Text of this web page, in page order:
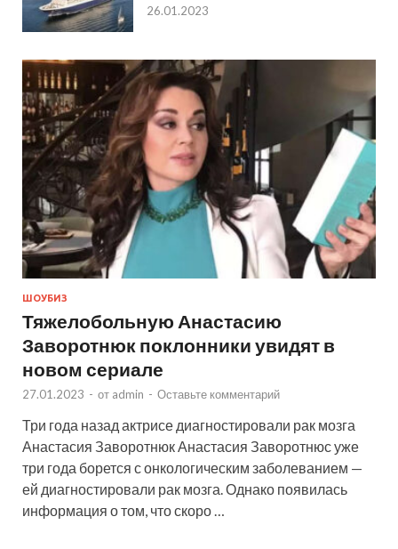
26.01.2023
ШОУБИЗ
Тяжелобольную Анастасию
Заворотнюк поклонники увидят в
новом сериале
27.01.2023 - от admin - Оставьте комментарий
Три года назад актрисе диагностировали рак мозга
Анастасия Заворотнюк Анастасия Заворотнюс уже
три года борется с онкологическим заболеванием —
ей диагностировали рак мозга. Однако появилась
информация о том, что скоро …